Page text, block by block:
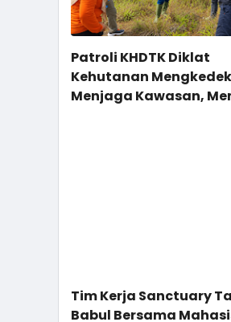
Patroli KHDTK Diklat
Kehutanan
Menjaga Kawasan,
Tim Kerja Sanctuary
Babul Bersama